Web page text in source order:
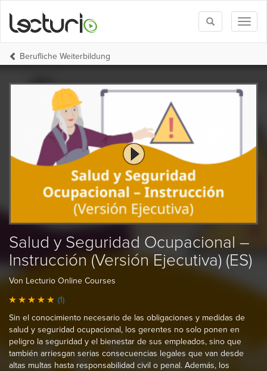
Toggle
search
Berufliche Weiterbildung
Salud y Seguridad Ocupacional –
Instrucción (Versión Ejecutiva) (ES)
Von Lecturio Online Courses
(1)
Sin el conocimiento necesario de las obligaciones y medidas de
salud y seguridad ocupacional, los gerentes no solo ponen en
peligro la seguridad y el bienestar de sus empleados, sino que
también arriesgan serias consecuencias legales que van desde
altas multas hasta responsabilidad civil o penal. Además, los